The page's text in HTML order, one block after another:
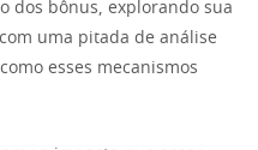
dos bônus, explorando sua
uma pitada de análise
esses mecanismos